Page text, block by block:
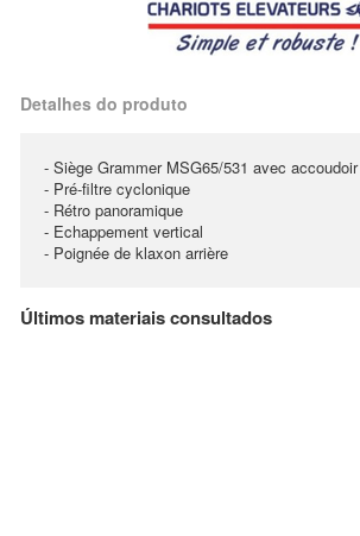
Detalhes do produto
- Siège Grammer MSG65/531 avec accoudoir
- Pré-filtre cyclonique
- Rétro panoramique
- Echappement vertical
- Poignée de klaxon arrière
Últimos materiais consultados